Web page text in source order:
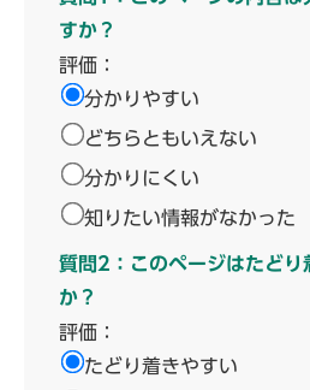
すか？
評価：
分かりやすい
どちらともいえない
分かりにくい
知りたい情報がなかった
質問2：このページはたどり
か？
評価：
たどり着きやすい